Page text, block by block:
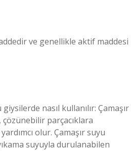
ve genellikle aktif maddesi
nasıl kullanılır: Çamaşır
parçacıklara
olur. Çamaşır suyu
suyuyla durulanabilen